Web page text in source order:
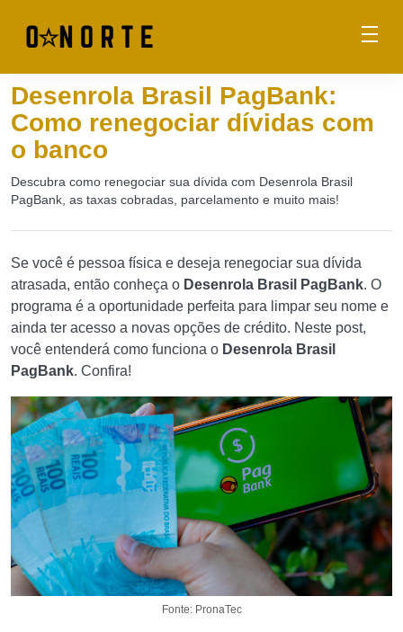
Desenrola Brasil PagBank:
Como renegociar dívidas com
o banco
Descubra como renegociar sua dívida com Desenrola Brasil
PagBank, as taxas cobradas, parcelamento e muito mais!
Se você é pessoa física e deseja renegociar sua dívida
atrasada, então conheça o Desenrola Brasil PagBank. O
programa é a oportunidade perfeita para limpar seu nome e
ainda ter acesso a novas opções de crédito. Neste post,
você entenderá como funciona o Desenrola Brasil
PagBank. Confira!
Fonte: PronaTec